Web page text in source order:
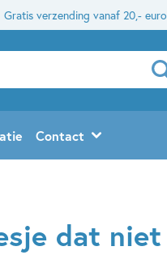
Gratis verzending vanaf 20,- euro
Contact
dat niet